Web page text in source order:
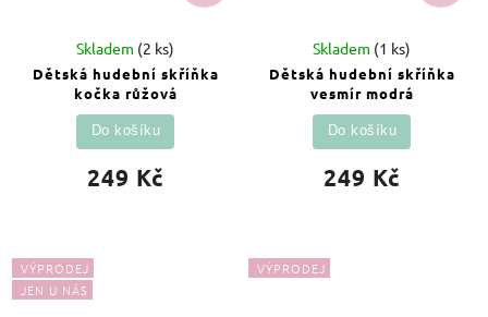
Dětská hudební skříňka
kočka růžová
Skladem (2 ks)
249 Kč
Do košíku
Dětská hudební skříňka
vesmír modrá
Skladem (1 ks)
249 Kč
Do košíku
VÝPRODEJ
JEN U NÁS
VÝPRODEJ